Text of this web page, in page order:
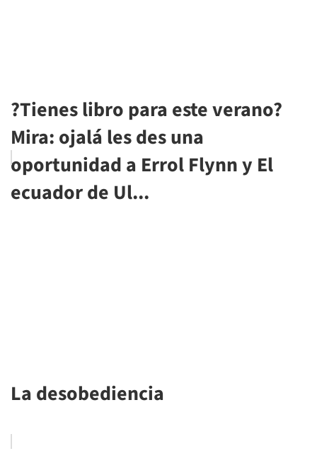
?Tienes libro para este verano?
Mira: ojalá les des una
oportunidad a Errol Flynn y El
ecuador de Ul...
La desobediencia